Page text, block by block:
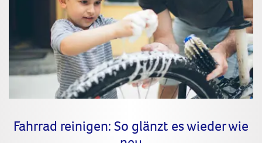
Fahrrad reinigen: So glänzt es wieder wie